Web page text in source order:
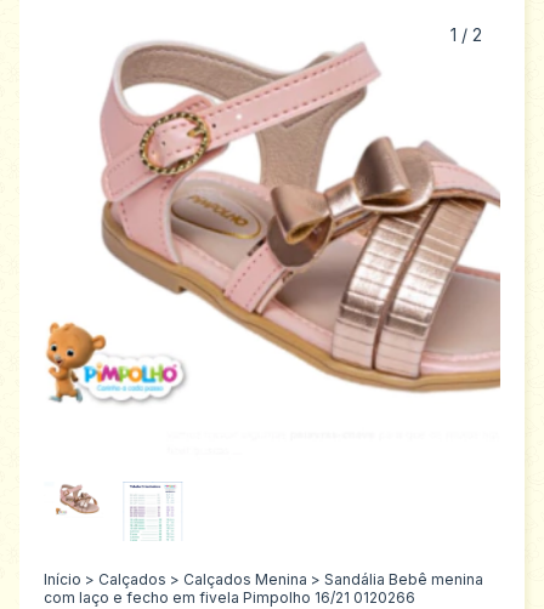
1 / 2
Início > Calçados > Calçados Menina > Sandália Bebê menina
com laço e fecho em fivela Pimpolho 16/21 0120266